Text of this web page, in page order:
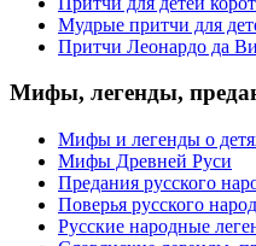
Мудрые притчи для
Притчи Леонардо да
Мифы, легенды,
Мифы и легенды о
Мифы Древней Руси
Предания русского
Поверья русского
Русские народные